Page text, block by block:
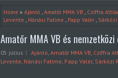
Home » Ajánló , Amatőr MMA VB , Cziffra Attila
Levente , Nánási Fatime , Papp Valér ,
Amatőr MMA VB és nemzetközi
05 július Ajánló, Amatőr MMA VB, Cziffra
Levente, Nánási Fatime, Papp Valér, Sárközi